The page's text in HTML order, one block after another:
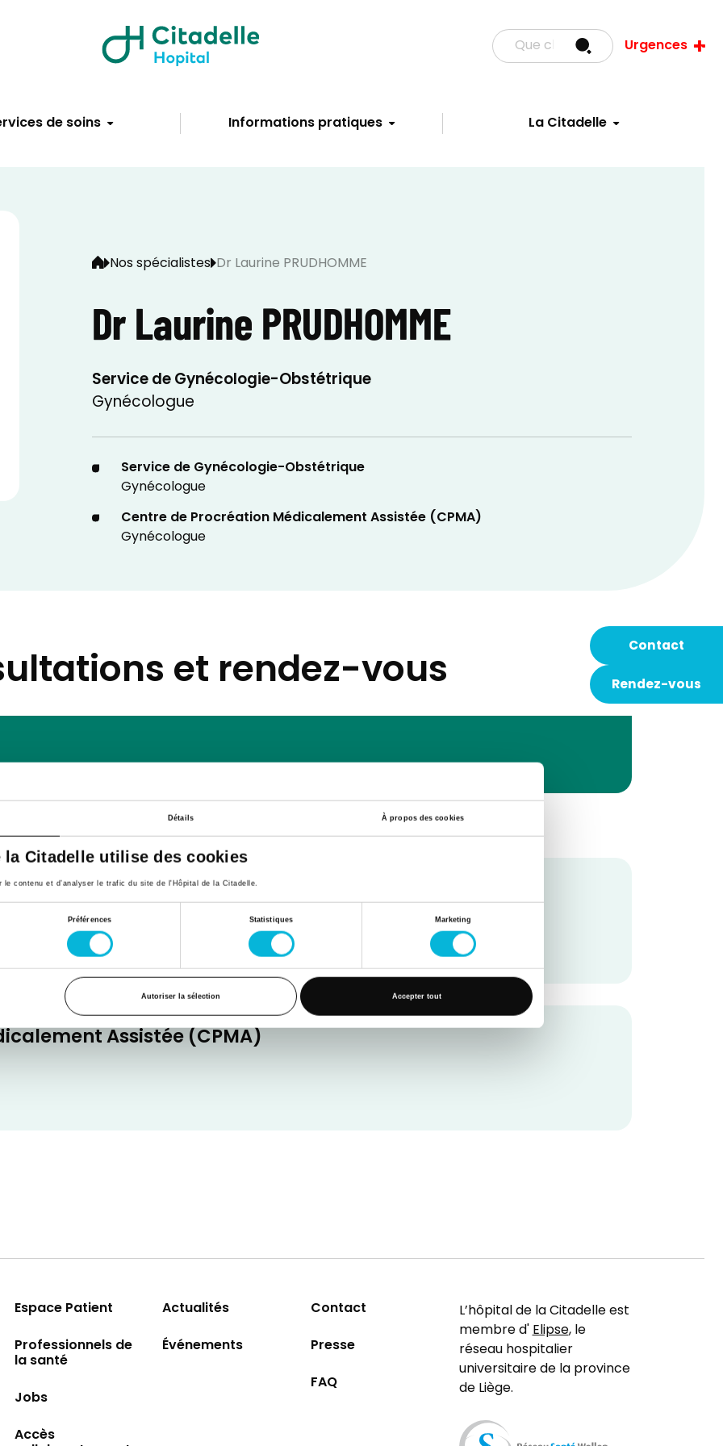
Détails À propos des cookies
Citadelle utilise des cookies
contenu et d’analyser le trafic du site de l'Hôpital de la Citadelle.
Préférences Statistiques Marketing
Autoriser la sélection Accepter tout
de soins Informations pratiques La Citadelle
Urgences
Contact
Rendez-vous
Nos spécialistes Dr Laurine PRUDHOMME
Dr Laurine PRUDHOMME
Service de Gynécologie-Obstétrique
Gynécologue
Service de Gynécologie-Obstétrique
Gynécologue
Centre de Procréation Médicalement Assistée (CPMA)
Gynécologue
et rendez-vous
Assistée (CPMA)
Espace Patient
Professionnels de
la santé
Jobs
Accès
Actualités
Événements
Contact
Presse
FAQ
L’hôpital de la Citadelle est
membre d'Elipse, le
réseau hospitalier
universitaire de la province
de Liège.